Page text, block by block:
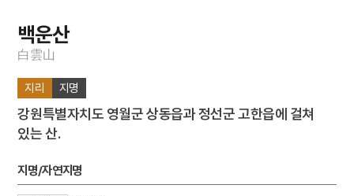
7
8 대한천리교
10
1 손곡산인전
백운산
白 雲山
지리 지명
강원특별자치도 영월군 상동읍과 정선군 고한읍에 걸쳐
있는 산.
지명/자연지명